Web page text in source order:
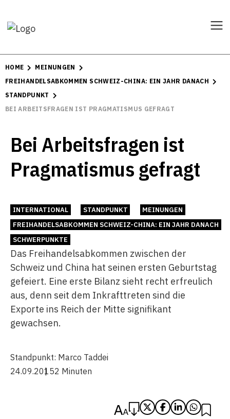
HOME
MEINUNGEN
FREIHANDELSABKOMMEN SCHWEIZ-CHINA: EIN JAHR DANACH
STANDPUNKT
BEI ARBEITSFRAGEN IST PRAGMATISMUS GEFRAGT
Bei Arbeitsfragen ist
Pragmatismus gefragt
INTERNATIONAL STANDPUNKT
MEINUNGEN
FREIHANDELSABKOMMEN SCHWEIZ-CHINA: EIN JAHR DANACH
SCHWERPUNKTE
Das Freihandelsabkommen zwischen der
Schweiz und China hat seinen ersten Geburtstag
gefeiert. Eine erste Bilanz sieht recht erfreulich
aus, denn seit dem Inkrafttreten sind die
Exporte ins Reich der Mitte signifikant
gewachsen.
Standpunkt: Marco Taddei
24.09.20152 Minuten